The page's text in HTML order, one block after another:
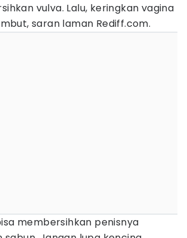
vulva. Lalu, keringkan vagina
saran laman Rediff.com.
membersihkan penisnya